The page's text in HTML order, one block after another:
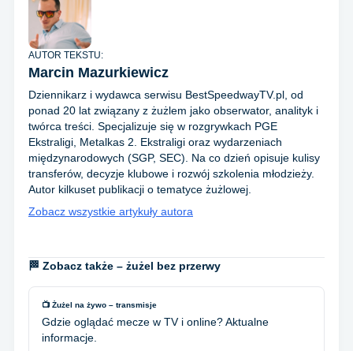
AUTOR TEKSTU:
Marcin Mazurkiewicz
Dziennikarz i wydawca serwisu BestSpeedwayTV.pl, od
ponad 20 lat związany z żużlem jako obserwator, analityk i
twórca treści. Specjalizuje się w rozgrywkach PGE
Ekstraligi, Metalkas 2. Ekstraligi oraz wydarzeniach
międzynarodowych (SGP, SEC). Na co dzień opisuje kulisy
transferów, decyzje klubowe i rozwój szkolenia młodzieży.
Autor kilkuset publikacji o tematyce żużlowej.
Zobacz wszystkie artykuły autora
🏁 Zobacz także – żużel bez przerwy
📺 Żużel na żywo – transmisje
Gdzie oglądać mecze w TV i online? Aktualne
informacje.